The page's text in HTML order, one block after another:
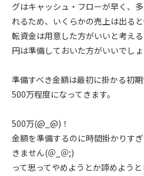
グはキャッシュ・フローが早く、
れるため、いくらかの売上は出る
転資金は用意した方がいいと考え
円は準備しておいた方がいいでしょ
準備すべき金額は最初に掛かる初
500万程度になってきます。
500万(@_@)！
金額を準備するのに時間掛かりす
きません(＠_＠;)
って思ってやめようとか諦めよう